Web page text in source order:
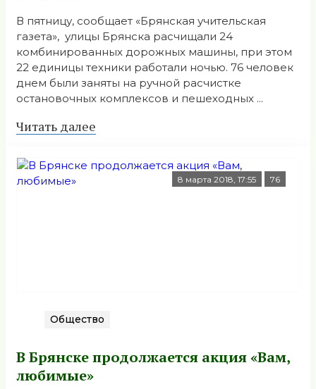
В пятницу, сообщает «Брянская учительская
газета», улицы Брянска расчищали 24
комбинированных дорожных машины, при этом
22 единицы техники работали ночью. 76 человек
днем были заняты на ручной расчистке
остановочных комплексов и пешеходных ...
Читать далее
8 марта 2018, 17:55 76
Общество
В Брянске продолжается акция «Вам,
любимые»